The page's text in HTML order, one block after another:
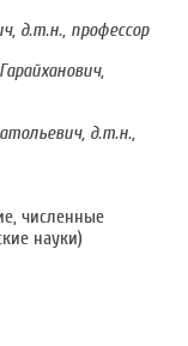
д.т.н., профессор
д.т.н.,
численные
науки)